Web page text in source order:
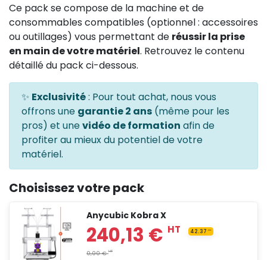
Ce pack se compose de la machine et de
consommables compatibles (optionnel : accessoires
ou outillages) vous permettant de réussir la prise
en main de votre matériel. Retrouvez le contenu
détaillé du pack ci-dessous.
✨ Exclusivité: Pour tout achat, nous vous
offrons une garantie 2 ans (même pour les
pros) et unevidéo de formation afin de
profiter au mieux du potentiel de votre
matériel.
Choisissez votre pack
Anycubic Kobra X